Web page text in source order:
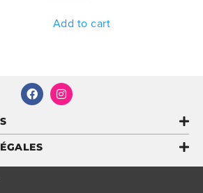
Add to cart